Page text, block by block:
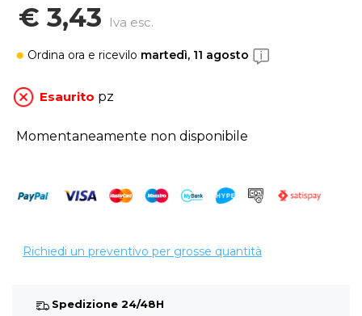
€ 3,43 Iva esc.
Ordina ora e ricevilo martedì, 11 agosto
Esaurito pz
Momentaneamente non disponibile
Richiedi un preventivo per grosse quantità
Spedizione 24/48H